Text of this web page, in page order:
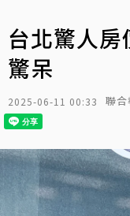
台北驚人
驚呆
2025-06-11 00:33 聯